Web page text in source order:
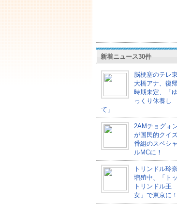
新着ニュース30件
脳梗塞のテレ東
大橋アナ、復
時期未定、「ゆ
っくり休養し
て」
2AMチョグォ
が国民的クイ
番組のスペシャ
ルMCに！
トリンドル玲
増殖中、「トッ
トリンドル王
女」で東京に！